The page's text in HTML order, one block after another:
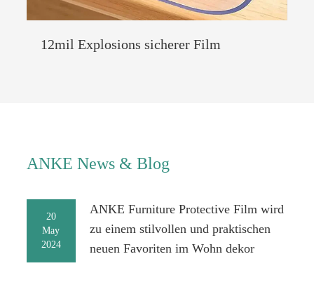
12mil Explosions sicherer Film
ANKE News & Blog
20
May
2024
ANKE Furniture Protective Film wird
zu einem stilvollen und praktischen
neuen Favoriten im Wohn dekor